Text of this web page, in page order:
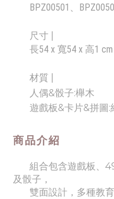
BPZ00501 、
尺寸 |
長54 x 寬54 x 高1 cm
材質 |
人偶&骰子:櫸木
遊戲板&卡片&拼圖:
商品介紹
組合包含遊戲板、
及骰子，
雙面設計，多種教育